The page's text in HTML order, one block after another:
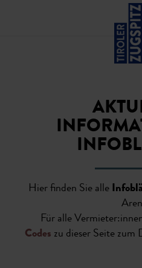
Zur Hauptnavigation springen
Weitere Informationen für Ihren
Hier finden Sie alle
Für alle
Codes zu dieser Seite zum